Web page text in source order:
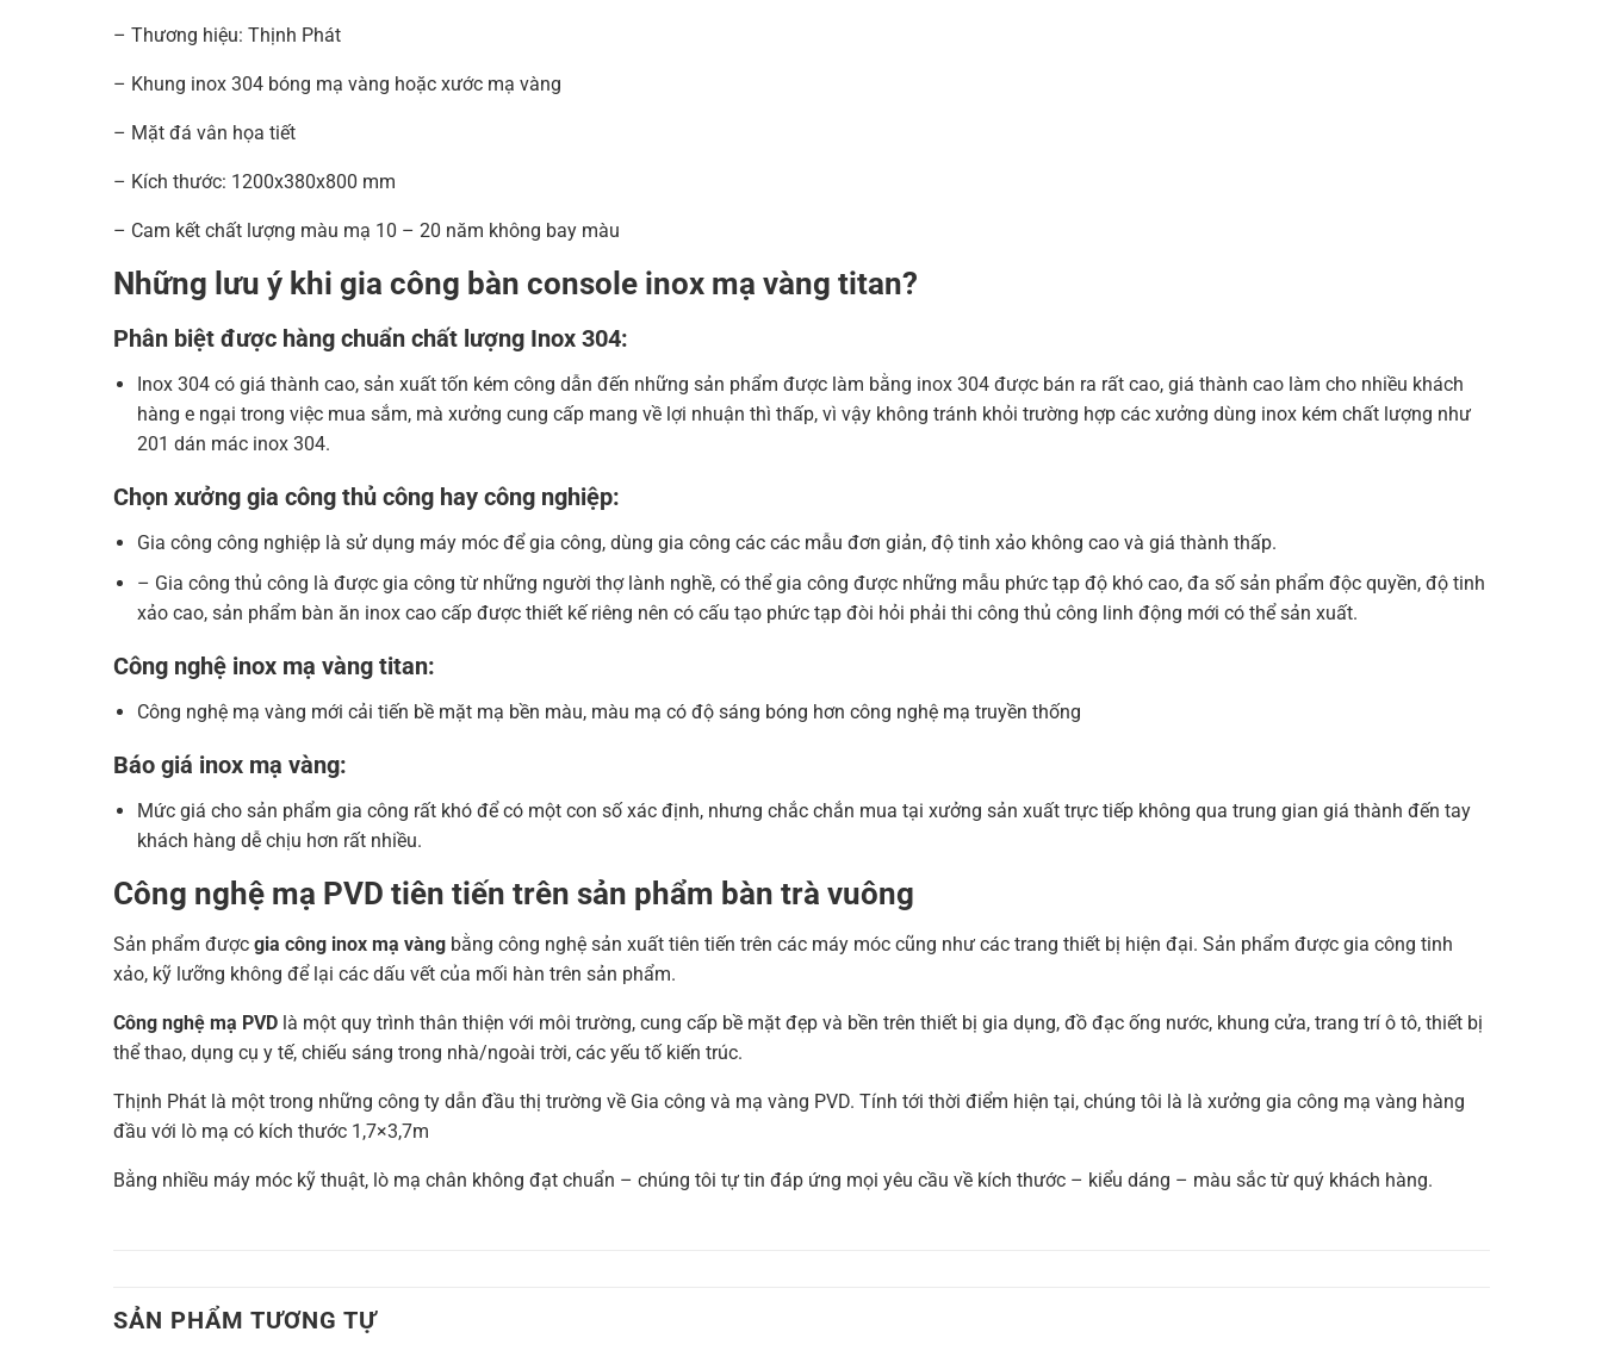
– Thương hiệu: Thịnh Phát
– Khung inox 304 bóng mạ vàng hoặc xước mạ vàng
– Mặt đá vân họa tiết
– Kích thước: 1200x380x800 mm
– Cam kết chất lượng màu mạ 10 – 20 năm không bay màu
Những lưu ý khi gia công bàn console inox mạ vàng titan?
Phân biệt được hàng chuẩn chất lượng Inox 304:
Inox 304 có giá thành cao, sản xuất tốn kém công dẫn đến những sản phẩm được làm bằng inox 304 được bán ra rất cao, giá thành cao làm cho nhiều khách
hàng e ngại trong việc mua sắm, mà xưởng cung cấp mang về lợi nhuận thì thấp, vì vậy không tránh khỏi trường hợp các xưởng dùng inox kém chất lượng như
201 dán mác inox 304.
Chọn xưởng gia công thủ công hay công nghiệp:
Gia công công nghiệp là sử dụng máy móc để gia công, dùng gia công các các mẫu đơn giản, độ tinh xảo không cao và giá thành thấp.
– Gia công thủ công là được gia công từ những người thợ lành nghề, có thể gia công được những mẫu phức tạp độ khó cao, đa số sản phẩm độc quyền, độ tinh
xảo cao, sản phẩm bàn ăn inox cao cấp được thiết kế riêng nên có cấu tạo phức tạp đòi hỏi phải thi công thủ công linh động mới có thể sản xuất.
Công nghệ inox mạ vàng titan:
Công nghệ mạ vàng mới cải tiến bề mặt mạ bền màu, màu mạ có độ sáng bóng hơn công nghệ mạ truyền thống
Báo giá inox mạ vàng:
Mức giá cho sản phẩm gia công rất khó để có một con số xác định, nhưng chắc chắn mua tại xưởng sản xuất trực tiếp không qua trung gian giá thành đến tay
khách hàng dễ chịu hơn rất nhiều.
Công nghệ mạ PVD tiên tiến trên sản phẩm bàn trà vuông
Sản phẩm được gia công inox mạ vàngbằng công nghệ sản xuất tiên tiến trên các máy móc cũng như các trang thiết bị hiện đại. Sản phẩm được gia công tinh
xảo, kỹ lưỡng không để lại các dấu vết của mối hàn trên sản phẩm.
Công nghệ mạ PVDlà một quy trình thân thiện với môi trường, cung cấp bề mặt đẹp và bền trên thiết bị gia dụng, đồ đạc ống nước, khung cửa, trang trí ô tô, thiết bị
thể thao, dụng cụ y tế, chiếu sáng trong nhà/ngoài trời, các yếu tố kiến ​​trúc.
Thịnh Phát là một trong những công ty dẫn đầu thị trường về Gia công và mạ vàng PVD. Tính tới thời điểm hiện tại, chúng tôi là là xưởng gia công mạ vàng hàng
đầu với lò mạ có kích thước 1,7×3,7m
Bằng nhiều máy móc kỹ thuật, lò mạ chân không đạt chuẩn – chúng tôi tự tin đáp ứng mọi yêu cầu về kích thước – kiểu dáng – màu sắc từ quý khách hàng.
SẢN PHẨM TƯƠNG TỰ